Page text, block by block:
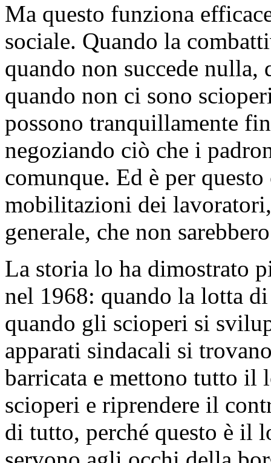
Ma questo funziona
sociale. Quando la
quando non succede
quando non ci sono
possono tranquillamente
negoziando ciò che i
comunque. Ed è per
mobilitazioni dei
generale, che non
La storia lo ha dimostrato
nel 1968: quando la lotta
quando gli scioperi si
apparati sindacali si
barricata e mettono tutto il
scioperi e riprendere il
di tutto, perché questo è il